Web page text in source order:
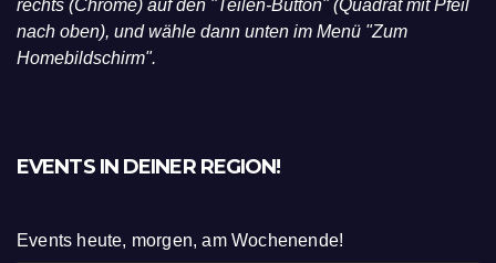
rechts (Chrome) auf den "Teilen-Button" (Quadrat mit Pfeil
nach oben), und wähle dann unten im Menü "Zum
Homebildschirm".
EVENTS IN DEINER REGION!
Events heute, morgen, am Wochenende!